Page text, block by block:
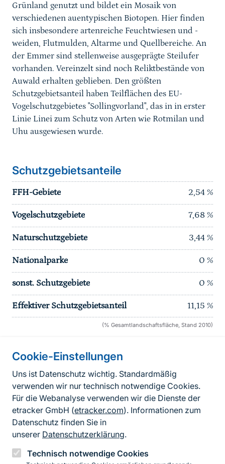
Cookie-Einstellungen
Uns ist Datenschutz wichtig. Standardmäßig
verwenden wir nur technisch notwendige Cookies.
Für die Webanalyse verwenden wir die Dienste der
etracker GmbH (etracker.com). Informationen zum
Datenschutz finden Sie in
unserer Datenschutzerklärung.
Technisch notwendige Cookies
Grünland genutzt und bildet ein Mosaik von
verschiedenen auentypischen Biotopen. Hier finden
sich insbesondere artenreiche Feuchtwiesen und -
weiden, Flutmulden, Altarme und Quellbereiche. An
der Emmer sind stellenweise ausgeprägte Steilufer
vorhanden. Vereinzelt sind noch Reliktbestände von
Auwald erhalten geblieben. Den größten
Schutzgebietsanteil haben Teilflächen des EU-
Vogelschutzgebietes "Sollingvorland", das in in erster
Linie Linei zum Schutz von Arten wie Rotmilan und
Uhu ausgewiesen wurde.
Schutzgebietsanteile
FFH-Gebiete 2,54 %
Vogelschutzgebiete 7,68 %
Naturschutzgebiete 3,44 %
Nationalparke 0 %
sonst. Schutzgebiete 0 %
Effektiver Schutzgebietsanteil 11,15 %
(% Gesamtlandschaftsfläche, Stand 2010)
Informationen zur Seite
FußzeileKontakt zum BfN
Kontaktformular
Erklärung zur Barrierefreiheit
Impressum